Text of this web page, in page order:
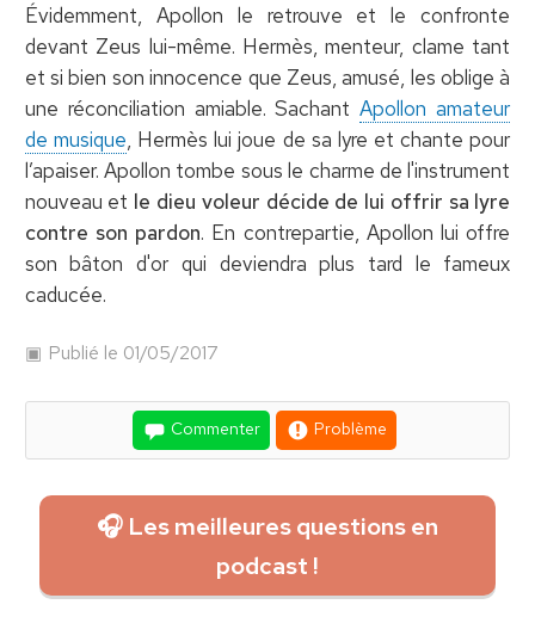
Évidemment, Apollon le retrouve et le confronte
devant Zeus lui-même. Hermès, menteur, clame tant
et si bien son innocence que Zeus, amusé, les oblige à
une réconciliation amiable. SachantApollon amateur
de musique, Hermès lui joue de sa lyre et chante pour
l’apaiser. Apollon tombe sous le charme de l'instrument
nouveau et le dieu voleur décide de lui offrir sa lyre
contre son pardon. En contrepartie, Apollon lui offre
son bâton d'or qui deviendra plus tard le fameux
caducée.
Publié le 01/05/2017
Commenter Problème
🎧 Les meilleures questions en
podcast !